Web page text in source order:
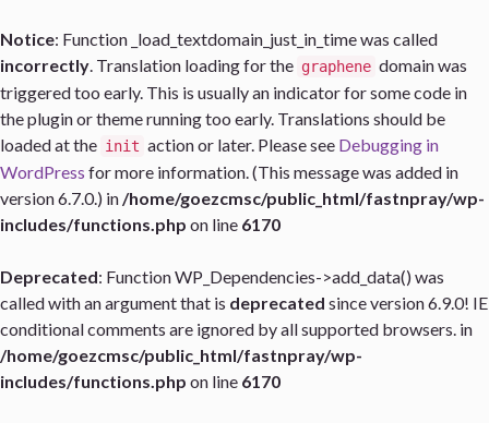
Notice: Function _load_textdomain_just_in_time was called
incorrectly. Translation loading for the graphene domain was
triggered too early. This is usually an indicator for some code in
the plugin or theme running too early. Translations should be
loaded at the init action or later. Please see Debugging in
WordPress for more information. (This message was added in
version 6.7.0.) in/home/goezcmsc/public_html/fastnpray/wp-
includes/functions.php on line 6170
Deprecated: Function WP_Dependencies->add_data() was
called with an argument that is deprecated since version 6.9.0! IE
conditional comments are ignored by all supported browsers. in
/home/goezcmsc/public_html/fastnpray/wp-
includes/functions.php on line 6170